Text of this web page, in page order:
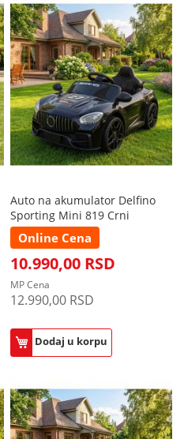
Auto na akumulator Delfino
Sporting Mini 819 Crni
Online Cena
10.990,00 RSD
MP Cena
12.990,00 RSD
Dodaj u korpu